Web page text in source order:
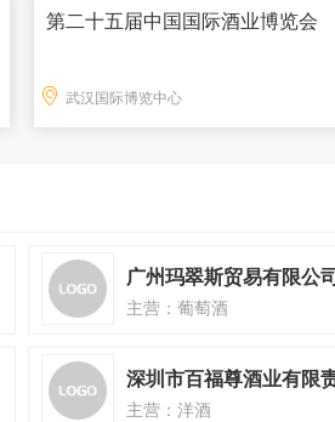
第二十五届中国国际酒业博览会
武汉国际博览中心
广州玛翠斯贸易有限公
主营：葡萄酒
主营：洋酒